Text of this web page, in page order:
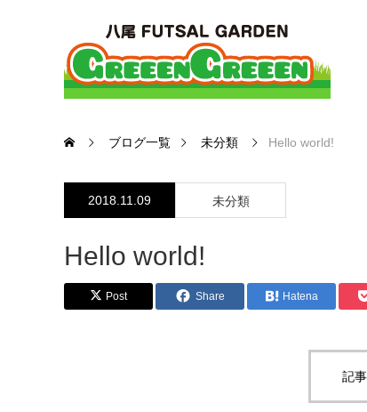
ブログ一覧 未分類 Hello world!
2018.11.09 未分類
Hello world!
Post Share Hatena
記